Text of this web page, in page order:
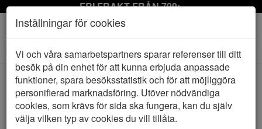
FRI FRAKT FRÅN 799:-
Toggle
navigation
HEM LIGHTGEL
Inställningar för cookies
Vi och våra samarbetspartners sparar referenser till ditt
besök på din enhet för att kunna erbjuda anpassade
funktioner, spara besöksstatistik och för att möjliggöra
personifierad marknadsföring. Utöver nödvändiga
cookies, som krävs för sida ska fungera, kan du själv
välja vilken typ av cookies du vill tillåta.